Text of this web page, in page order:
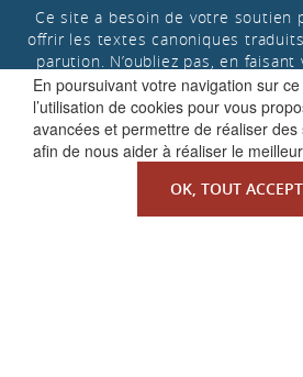
En poursuivant votre navigation sur
l’utilisation de cookies pour vous
avancées et permettre de réaliser
afin de nous aider à réaliser le
OK, TOUT
Ce site a besoin de votre soutien
offrir les textes canoniques
parution. N’oubliez pas, en
celui-ci aux « projets de la Faculté
FAIRE UN DON